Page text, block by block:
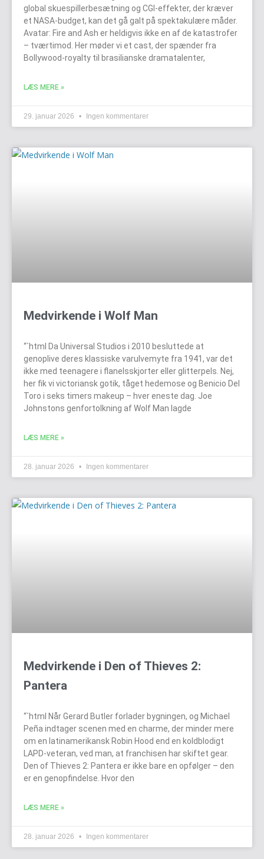
global skuespillerbesætning og CGI-effekter, der kræver
et NASA-budget, kan det gå galt på spektakulære måder.
Avatar: Fire and Ash er heldigvis ikke en af de katastrofer
– tværtimod. Her møder vi et cast, der spænder fra
Bollywood-royalty til brasilianske dramatalenter,
LÆS MERE »
29. januar 2026 Ingen kommentarer
Medvirkende i Wolf Man
“`html Da Universal Studios i 2010 besluttede at
genoplive deres klassiske varulvemyte fra 1941, var det
ikke med teenagere i flanelsskjorter eller glitterpels. Nej,
her fik vi victoriansk gotik, tåget hedemose og Benicio Del
Toro i seks timers makeup – hver eneste dag. Joe
Johnstons genfortolkning af Wolf Man lagde
LÆS MERE »
28. januar 2026 Ingen kommentarer
Medvirkende i Den of Thieves 2:
Pantera
“`html Når Gerard Butler forlader bygningen, og Michael
Peña indtager scenen med en charme, der minder mere
om en latinamerikansk Robin Hood end en koldblodigt
LAPD-veteran, ved man, at franchisen har skiftet gear.
Den of Thieves 2: Pantera er ikke bare en opfølger – den
er en genopfindelse. Hvor den
LÆS MERE »
28. januar 2026 Ingen kommentarer